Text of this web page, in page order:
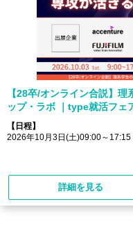
【28卒/オンライン合説】
ップ・ラボ ｜type就活フェ
【日程】
2026年10月3日(土)09:00～17:15
詳細を見る